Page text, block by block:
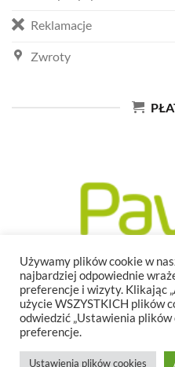
Reklamacje
Zwroty
Używamy plików cookie w
najbardziej odpowiednie
preferencje i wizyty. Klikając
użycie WSZYSTKICH plików
odwiedzić „Ustawienia plików
preferencje.
Ustawienia plików cookies